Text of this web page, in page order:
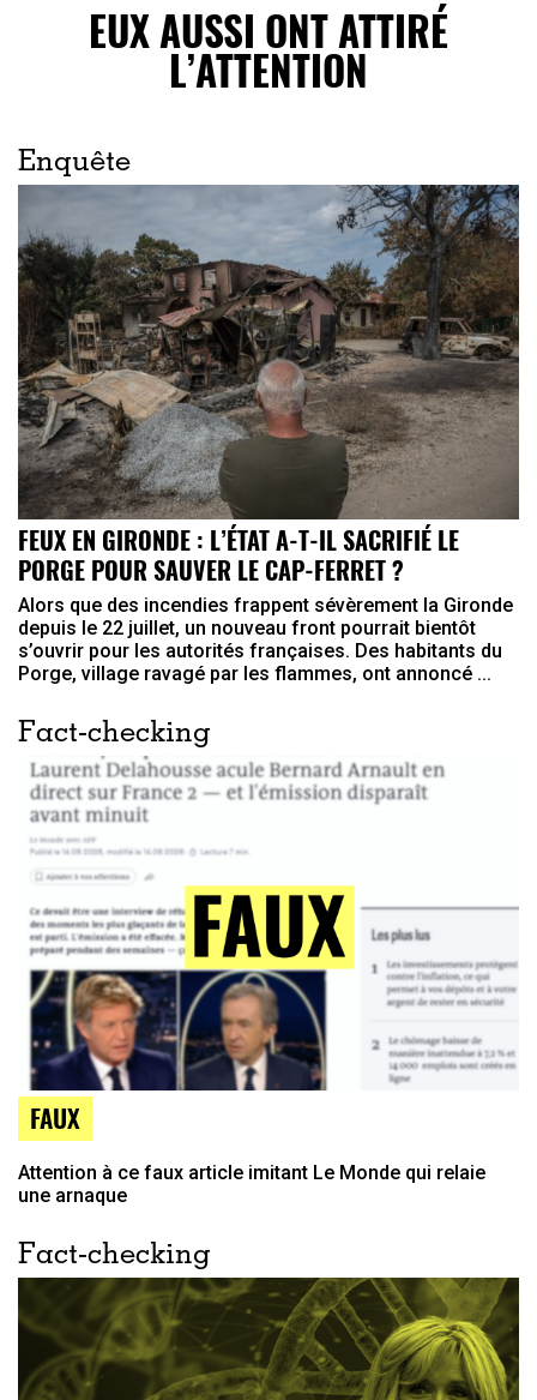
EUX AUSSI ONT ATTIRÉ
L’ATTENTION
Enquête
FEUX EN GIRONDE : L’ÉTAT A-T-IL SACRIFIÉ LE
PORGE POUR SAUVER LE CAP-FERRET ?
Alors que des incendies frappent sévèrement la Gironde
depuis le 22 juillet, un nouveau front pourrait bientôt
s’ouvrir pour les autorités françaises. Des habitants du
Porge, village ravagé par les flammes, ont annoncé ...
Fact-checking
FAUX
Attention à ce faux article imitant Le Monde qui relaie
une arnaque
Fact-checking